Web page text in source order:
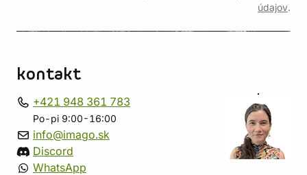
údajov.
kontakt
+421 948 361 783
Po-pi 9:00-16:00
info@imago.sk
Discord
WhatsApp